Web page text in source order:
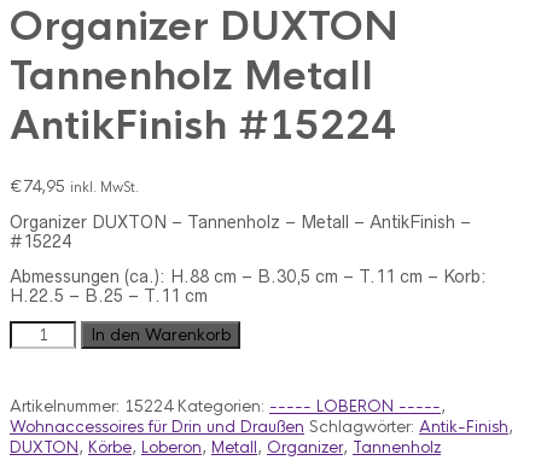
Organizer DUXTON
Tannenholz Metall
AntikFinish #15224
€74,95 inkl. MwSt.
Organizer DUXTON – Tannenholz – Metall – AntikFinish –
#15224
Abmessungen (ca.): H.88 cm – B.30,5 cm – T.11 cm – Korb:
H.22.5 – B.25 – T.11 cm
Organizer
DUXTON
AntikFinish
#15224
Menge
In den Warenkorb
Artikelnummer: 15224 Kategorien: ----- LOBERON -----,
Wohnaccessoires für Drin und Draußen Schlagwörter: Antik-Finish,
DUXTON, Körbe, Loberon, Metall, Organizer, Tannenholz